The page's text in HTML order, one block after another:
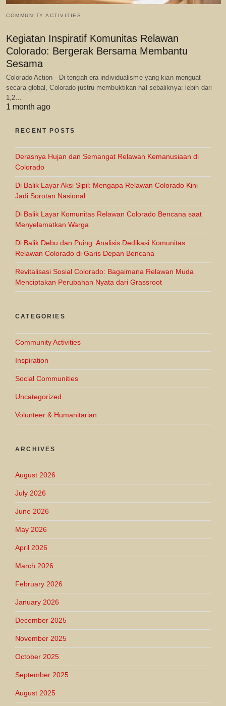
COMMUNITY ACTIVITIES
Kegiatan Inspiratif Komunitas Relawan
Colorado: Bergerak Bersama Membantu
Sesama
Colorado Action - Di tengah era individualisme yang kian menguat
secara global, Colorado justru membuktikan hal sebaliknya: lebih dari
1,2…
1 month ago
RECENT POSTS
Derasnya Hujan dan Semangat Relawan Kemanusiaan di
Colorado
Di Balik Layar Aksi Sipil: Mengapa Relawan Colorado Kini
Jadi Sorotan Nasional
Di Balik Layar Komunitas Relawan Colorado Bencana saat
Menyelamatkan Warga
Di Balik Debu dan Puing: Analisis Dedikasi Komunitas
Relawan Colorado di Garis Depan Bencana
Revitalisasi Sosial Colorado: Bagaimana Relawan Muda
Menciptakan Perubahan Nyata dari Grassroot
CATEGORIES
Community Activities
Inspiration
Social Communities
Uncategorized
Volunteer & Humanitarian
ARCHIVES
August 2026
July 2026
June 2026
May 2026
April 2026
March 2026
February 2026
January 2026
December 2025
November 2025
October 2025
September 2025
August 2025